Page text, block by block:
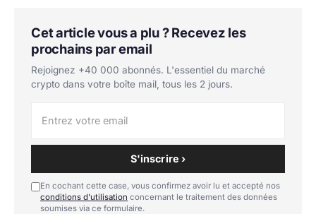
Cet article vous a plu ? Recevez les
prochains par email
Rejoignez +40 000 abonnés. L'essentiel du marché
crypto dans votre boîte mail, tous les 2 jours.
S'inscrire ›
En cochant cette case, vous confirmez avoir lu et accepté nos
conditions d'utilisation concernant le traitement des données
soumises via ce formulaire.